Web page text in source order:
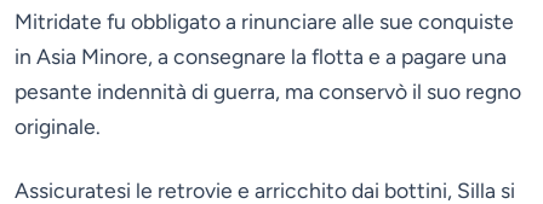
Mitridate fu obbligato a rinunciare alle sue conquiste
in Asia Minore, a consegnare la flotta e a pagare una
pesante indennità di guerra, ma conservò il suo regno
originale.
Assicuratesi le retrovie e arricchito dai bottini, Silla si